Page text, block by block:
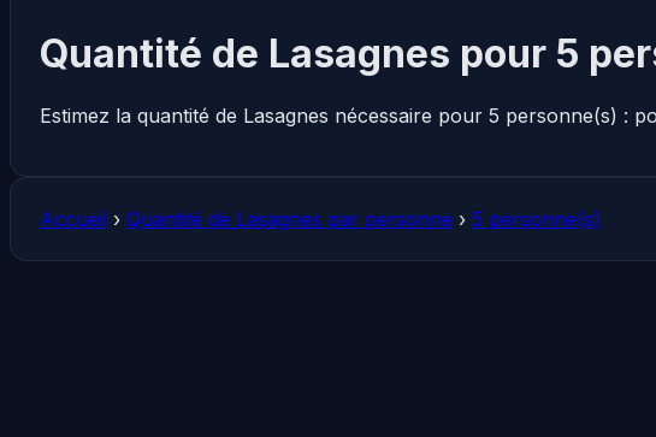
Quantité de Lasagnes pour 5
Estimez la quantité de Lasagnes nécessaire pour 5 personne(s) :
Accueil › Quantité de Lasagnes par personne › 5 personne(s)